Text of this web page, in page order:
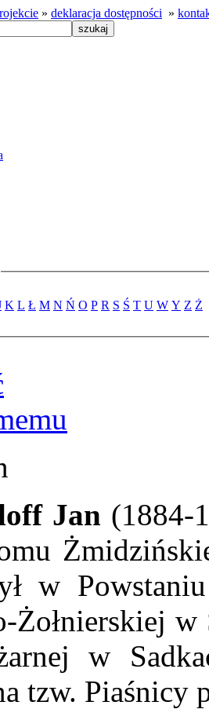
» deklaracja dostępności »
K L Ł M N Ń O P R S Ś T U W Y Z Ż
Jan (1884-
w
Żołnierskiej w
w
tzw. Piaśnicy